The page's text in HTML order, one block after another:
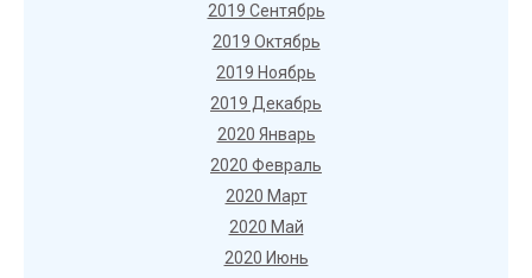
2019 Сентябрь
2019 Октябрь
2019 Ноябрь
2019 Декабрь
2020 Январь
2020 Февраль
2020 Март
2020 Май
2020 Июнь